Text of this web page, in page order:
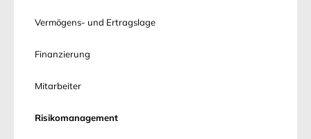
Vermögens- und Ertragslage
Finanzierung
Mitarbeiter
Risikomanagement